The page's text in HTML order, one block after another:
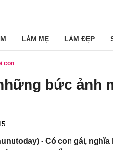
LÀM MẸ LÀM ĐẸP
con
bức ảnh
- Có con gái,